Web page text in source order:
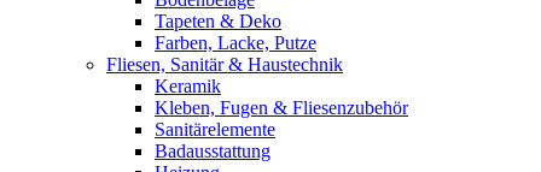
Tapeten & Deko
Farben, Lacke, Putze
Fliesen, Sanitär & Haustechnik
Keramik
Kleben, Fugen & Fliesenzubehör
Sanitärelemente
Badausstattung